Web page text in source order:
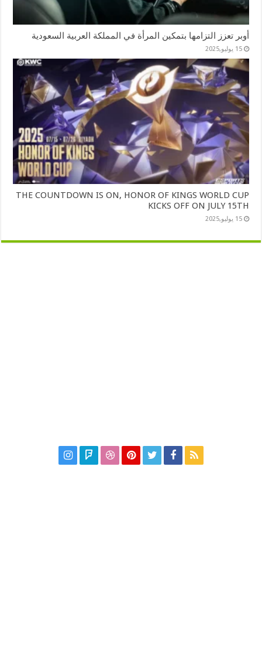
أوبر تعزز التزامها بتمكين المرأة في المملكة العربية السعودية
15 يوليو,2025
THE COUNTDOWN IS ON, HONOR OF KINGS WORLD CUP
KICKS OFF ON JULY 15TH
15 يوليو,2025